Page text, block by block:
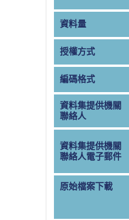
資料量
授權方式
編碼格式
資料集提供機關
聯絡人
資料集提供機關
聯絡人電子郵件
原始檔案下載